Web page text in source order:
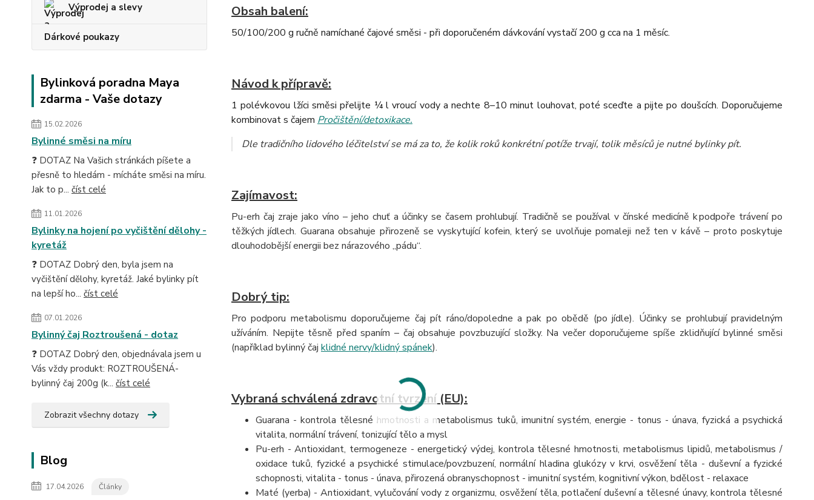
Výprodej a slevy
Dárkové poukazy
Bylinková poradna Maya
zdarma - Vaše dotazy
15.02.2026
Bylinné směsi na míru
❓ DOTAZ Na Vašich stránkách píšete a
přesně to hledám - mícháte směsi na míru.
Jak to p... číst celé
11.01.2026
Bylinky na hojení po vyčištění dělohy -
kyretáž
❓ DOTAZ Dobrý den, byla jsem na
vyčištění dělohy, kyretáž. Jaké bylinky pít
na lepší ho... číst celé
07.01.2026
Bylinný čaj Roztroušená - dotaz
❓ DOTAZ Dobrý den, objednávala jsem u
Vás vždy produkt: ROZTROUŠENÁ-
bylinný čaj 200g (k... číst celé
Zobrazit všechny dotazy
Blog
17.04.2026 Články
Obsah balení:
50/100/200 g ručně namíchané čajové směsi - při doporučeném dávkování vystačí 200 g cca na 1 měsíc.
Návod k přípravě:
1 polévkovou lžíci směsi přelijte ¼ l vroucí vody a nechte 8–10 minut louhovat, poté sceďte a pijte po doušcích. Doporučujeme
kombinovat s čajem Pročištění/detoxikace.
Dle tradičního lidového léčitelství se má za to, že kolik roků konkrétní potíže trvají, tolik měsíců je nutné bylinky pít.
Zajímavost:
Pu-erh čaj zraje jako víno – jeho chuť a účinky se časem prohlubují. Tradičně se používal v čínské medicíně k podpoře trávení po
těžkých jídlech. Guarana obsahuje přirozeně se vyskytující kofein, který se uvolňuje pomaleji než ten v kávě – proto poskytuje
dlouhodobější energii bez nárazového „pádu“.
Dobrý tip:
Pro podporu metabolismu doporučujeme čaj pít ráno/dopoledne a pak po obědě (po jídle). Účinky se prohlubují pravidelným
užíváním. Nepijte těsně před spaním – čaj obsahuje povzbuzující složky. Na večer doporučujeme spíše zklidňující bylinné směsi
(například bylinný čaj klidné nervy/klidný spánek).
Vybraná schválená zdravotní tvrzení (EU):
Guarana - kontrola tělesné hmotnosti a metabolismus tuků, imunitní systém, energie - tonus - únava, fyzická a psychická
vitalita, normální trávení, tonizující tělo a mysl
Pu-erh - Antioxidant, termogeneze - energetický výdej, kontrola tělesné hmotnosti, metabolismus lipidů, metabolismus /
oxidace tuků, fyzické a psychické stimulace/povzbuzení, normální hladina glukózy v krvi, osvěžení těla - duševní a fyzické
schopnosti, vitalita - tonus - únava, přirozená obranyschopnost - imunitní systém, kognitivní výkon, bdělost - relaxace
Maté (yerba) - Antioxidant, vylučování vody z organizmu, osvěžení těla, potlačení duševní a tělesné únavy, kontrola tělesné